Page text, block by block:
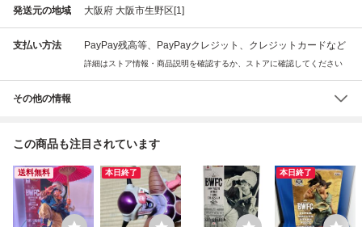
発送元の地域 大阪府 大阪市生野区[1]
支払い方法 PayPay残高等、PayPayクレジット、クレジットカードなど
詳細はストア情報・商品説明を確認するか、ストアに確認してください
その他の情報
この商品も注目されています
送料無料 本日終了 本日終了